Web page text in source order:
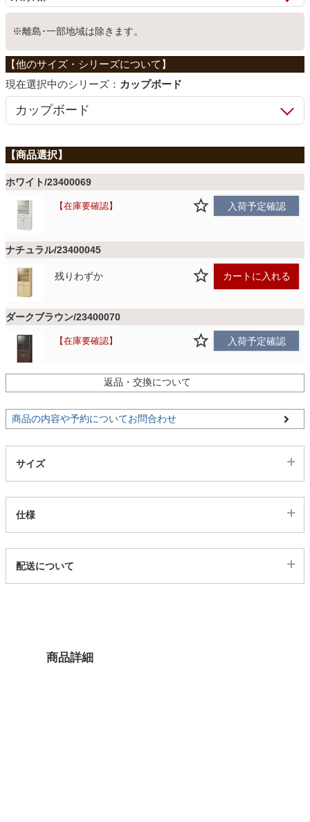
学習机
ホームオフィス
こたつ
寝具
ファブリック
カーテン
生活用品
キッチン用品
※離島･一部地域は除きます。
シリーズ： カップボード
ホワイト/23400069
在庫要確認 入荷予定確認
ナチュラル/23400045
残りわずか カートに入れる
ダークブラウン/23400070
在庫要確認 入荷予定確認
返品・交換について
商品の内容や予約についてお問合わせ
サイズ
仕様
23400069
配送について
商品詳細